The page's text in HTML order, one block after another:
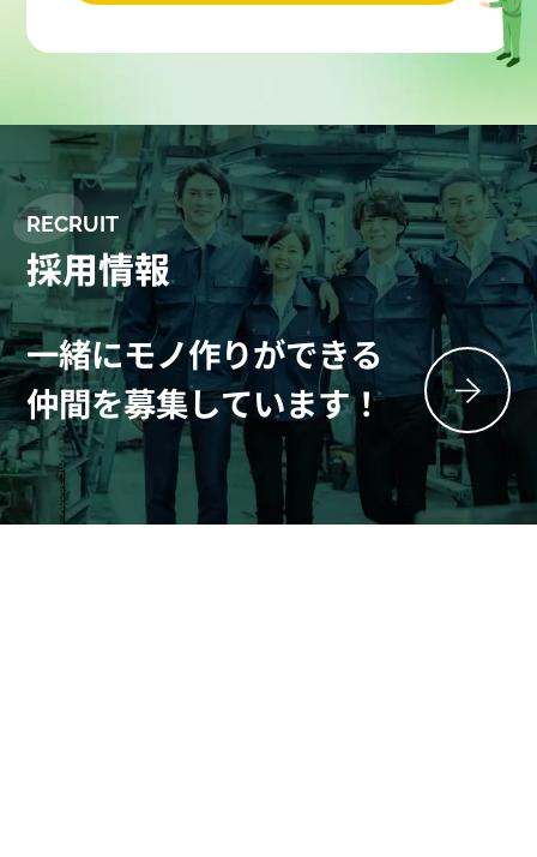
RECRUIT
採用情報
一緒にモノ作りができる
仲間を募集しています！